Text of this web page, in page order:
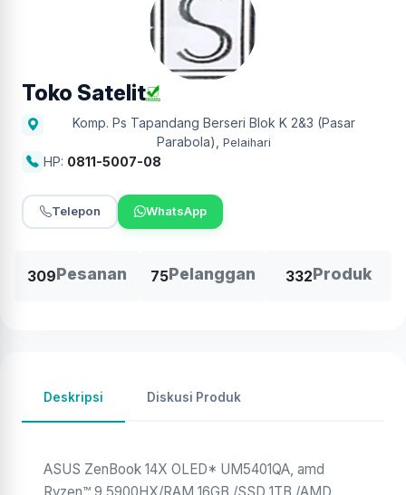
Toko Satelit
Komp. Ps Tapandang Berseri Blok K 2&3 (Pasar
Parabola)
Pelaihari
HP: 0811-5007-08
Telepon WhatsApp
309Pesanan 75Pelanggan 332Produk
Deskripsi Diskusi Produk
ASUS ZenBook 14X OLED* UM5401QA, amd
Ryzen™ 9 5900HX/RAM 16GB /SSD 1TB /AMD